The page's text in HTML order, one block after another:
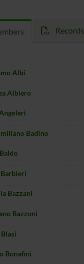
Albi
Albiero
Badino
Bazzani
Bazzoni
Bonafini